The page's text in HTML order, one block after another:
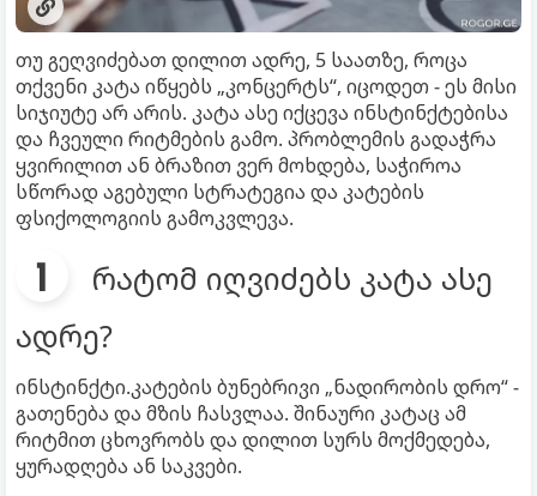
თუ გეღვიძებათ დილით ადრე, 5 საათზე, როცა
თქვენი კატა იწყებს „კონცერტს“, იცოდეთ - ეს მისი
სიჯიუტე არ არის. კატა ასე იქცევა ინსტინქტებისა
და ჩვეული რიტმების გამო. პრობლემის გადაჭრა
ყვირილით ან ბრაზით ვერ მოხდება, საჭიროა
სწორად აგებული სტრატეგია და კატების
ფსიქოლოგიის გამოკვლევა.
რატომ იღვიძებს კატა ასე
ადრე?
ინსტინქტი.კატების ბუნებრივი „ნადირობის დრო“ -
გათენება და მზის ჩასვლაა. შინაური კატაც ამ
რიტმით ცხოვრობს და დილით სურს მოქმედება,
ყურადღება ან საკვები.